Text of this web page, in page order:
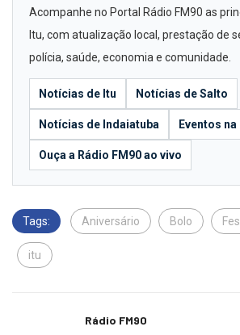
Acompanhe no Portal Rádio FM90 as
Itu, com atualização local, prestação de
polícia, saúde, economia e comunidade.
Notícias de Itu Notícias de Salto
Notícias de Indaiatuba Eventos
Ouça a Rádio FM90 ao vivo
Tags: Aniversário Bolo
itu
Rádio FM90